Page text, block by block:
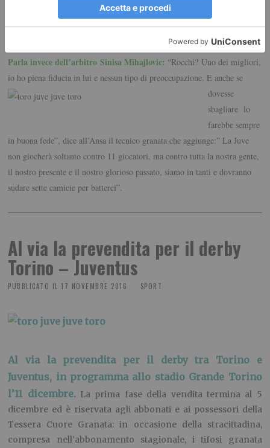
figuriamoci prima “, dice a proposito della designazione di Rocchi .
Parla invece dell’arbitro Sinisa Mihajlovic: “Rocchi? Uno dei migliori,
io ho piena fiducia in luie nessun tipo di preoccupazione. E anche se
dovesse
sbagliare lo
farebbe sempre
in buona fede”, dice all’Ansa il tecnico granata che aggiunge:” La Juve
non giocherà soltanto contro 11 giocatori, ma contro tutta la nostra gente,
il nostro presente e il nostro glorioso passato, siamo in tanti e dovranno
sudare sette camicie per batterci”.
Al via la prevendita per il derby
Torino – Juventus
PUBBLICATO IL 17 NOVEMBRE 2016 SPORT
Al via la prevendita per il derby tra Torino e
Juventus, in programma allo stadio Grande Torino
l’11 dicembre.La prima fase della vendita termina al 5
dicembre ed è riservata agli abbonati e ai possessori della
Tessera Cuore Granata: in occasione della stracittadina,
compresa nell’abbonamento stagionale, i tifosi granata